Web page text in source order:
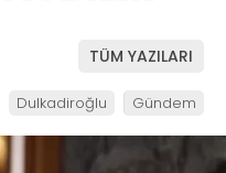
TÜM YAZILARI
Dulkadiroğlu Gündem